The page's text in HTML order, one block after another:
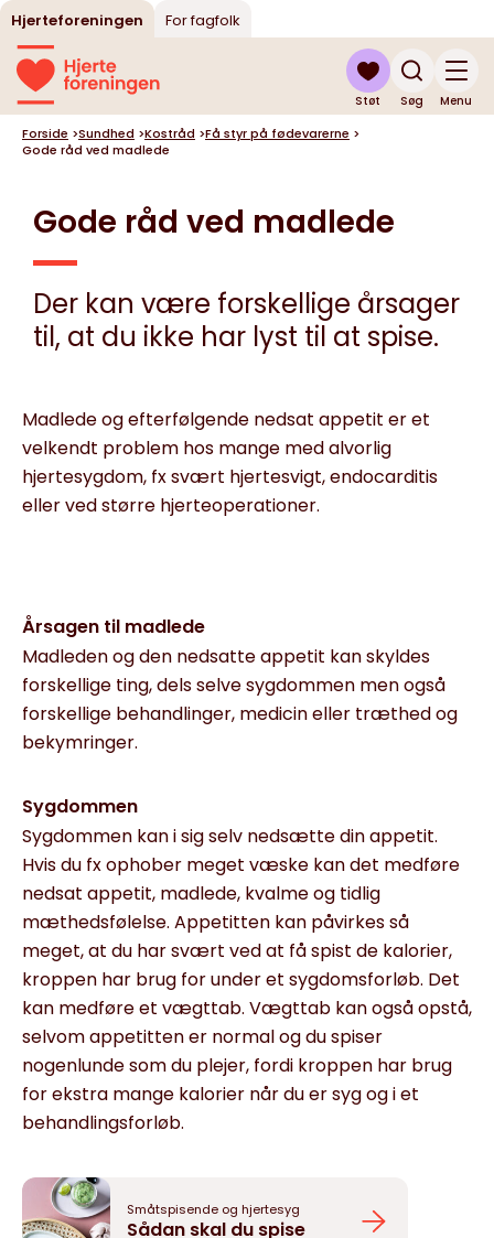
Hjerteforeningen For fagfolk
Søg
Støt Menu
Forside >Sundhed >Kostråd >Få styr på fødevarerne >
Gode råd ved madlede
Gode råd ved madlede
Der kan være forskellige årsager
til, at du ikke har lyst til at spise.
Madlede og efterfølgende nedsat appetit er et
velkendt problem hos mange med alvorlig
hjertesygdom, fx svært hjertesvigt, endocarditis
eller ved større hjerteoperationer.
Årsagen til madlede
Madleden og den nedsatte appetit kan skyldes
forskellige ting, dels selve sygdommen men også
forskellige behandlinger, medicin eller træthed og
bekymringer.
Sygdommen
Sygdommen kan i sig selv nedsætte din appetit.
Hvis du fx ophober meget væske kan det medføre
nedsat appetit, madlede, kvalme og tidlig
mæthedsfølelse. Appetitten kan påvirkes så
meget, at du har svært ved at få spist de kalorier,
kroppen har brug for under et sygdomsforløb. Det
kan medføre et vægttab. Vægttab kan også opstå,
selvom appetitten er normal og du spiser
nogenlunde som du plejer, fordi kroppen har brug
for ekstra mange kalorier når du er syg og i et
behandlingsforløb.
Småtspisende og hjertesyg
Sådan skal du spise